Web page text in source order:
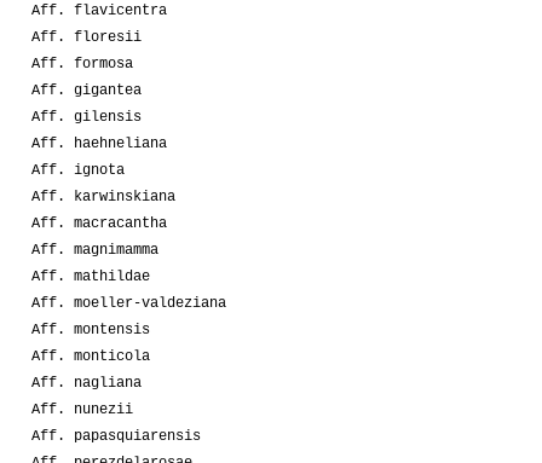
Aff. flavicentra
Aff. floresii
Aff. formosa
Aff. gigantea
Aff. gilensis
Aff. haehneliana
Aff. ignota
Aff. karwinskiana
Aff. macracantha
Aff. magnimamma
Aff. mathildae
Aff. moeller-valdeziana
Aff. montensis
Aff. monticola
Aff. nagliana
Aff. nunezii
Aff. papasquiarensis